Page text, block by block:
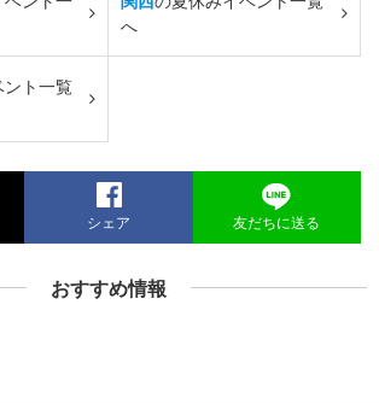
へ
ト一覧
シェア 友だちに送る
おすすめ情報